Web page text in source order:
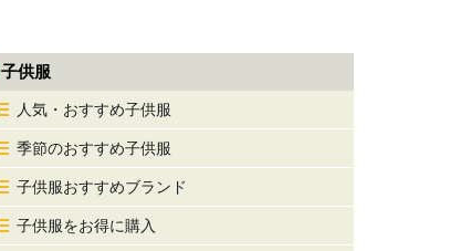
子供服
人気・おすすめ子供服
季節のおすすめ子供服
子供服おすすめブランド
子供服をお得に購入